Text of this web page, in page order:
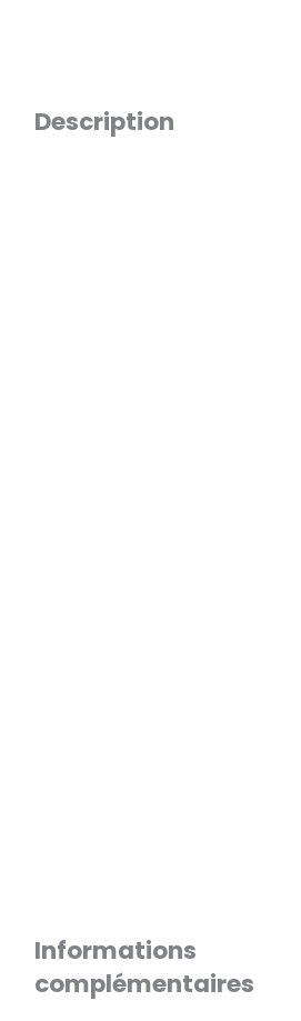
Description
Informations
complémentaires